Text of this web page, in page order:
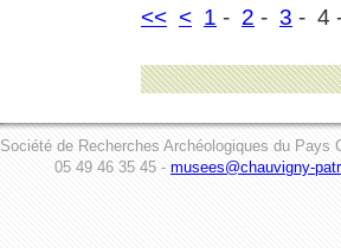
<< < 1 - 2 - 3 - 4
Société de Recherches Archéologiques du Pays
05 49 46 35 45 - musees@chauvigny-